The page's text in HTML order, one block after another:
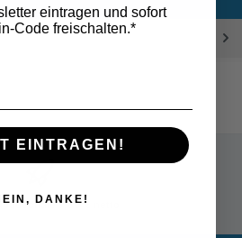
9,80 € netto
eintragen und sofort
Code freischalten.*
EINTRAGEN!
DANKE!